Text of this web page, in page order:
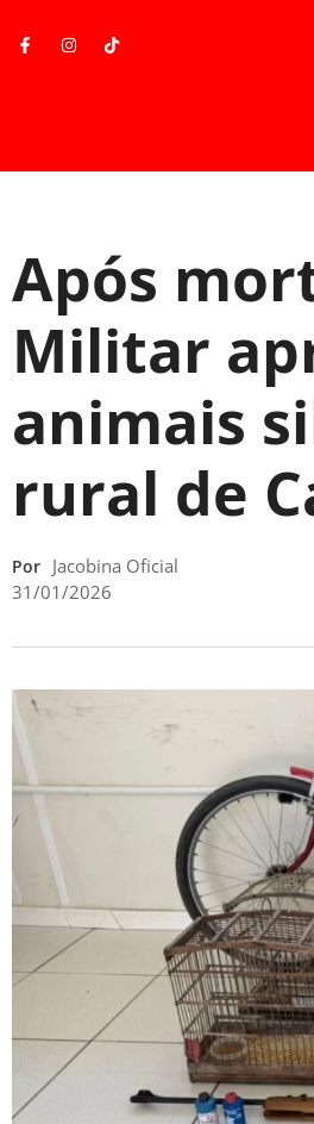
Após
Militar
animais
rural de
Por Jacobina Oficial
31/01/2026